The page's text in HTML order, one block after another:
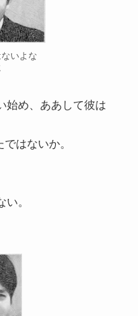
いよな
始め、ああして彼は
はないか。
。